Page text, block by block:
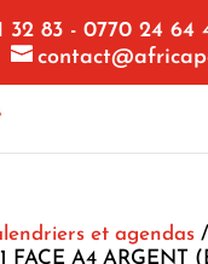
32 83 - 0770 24 64
et agendas/
FACE A4 ARGENT